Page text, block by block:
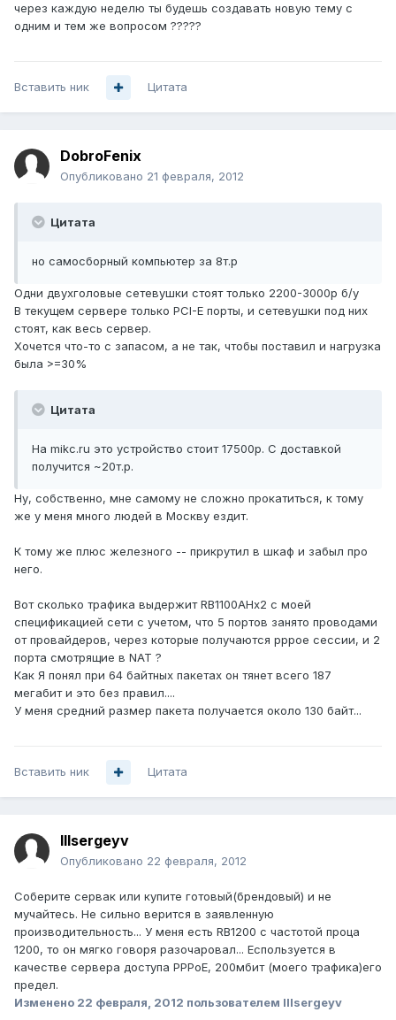
через каждую неделю ты будешь создавать новую тему с
одним и тем же вопросом ?????
Вставить ник Цитата
DobroFenix
Опубликовано 21 февраля, 2012
Цитата
но самосборный компьютер за 8т.р
Одни двухголовые сетевушки стоят только 2200-3000р б/у
В текущем сервере только PCI-E порты, и сетевушки под них
стоят, как весь сервер.
Хочется что-то с запасом, а не так, чтобы поставил и нагрузка
была >=30%
Цитата
На mikc.ru это устройство стоит 17500р. С доставкой
получится ~20т.р.
Ну, собственно, мне самому не сложно прокатиться, к тому
же у меня много людей в Москву ездит.
К тому же плюс железного -- прикрутил в шкаф и забыл про
него.
Вот сколько трафика выдержит RB1100AHx2 с моей
спецификацией сети с учетом, что 5 портов занято проводами
от провайдеров, через которые получаются pppoe сессии, и 2
порта смотрящие в NAT ?
Как Я понял при 64 байтных пакетах он тянет всего 187
мегабит и это без правил....
У меня средний размер пакета получается около 130 байт...
Вставить ник Цитата
lllsergeyv
Опубликовано 22 февраля, 2012
Соберите сервак или купите готовый(брендовый) и не
мучайтесь. Не сильно верится в заявленную
производительность... У меня есть RB1200 с частотой проца
1200, то он мягко говоря разочаровал... Еспользуется в
качестве сервера доступа PPPoE, 200мбит (моего трафика)его
предел.
Изменено 22 февраля, 2012 пользователем lllsergeyv